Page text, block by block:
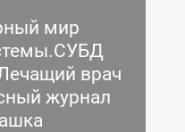
мир
врач
журнал